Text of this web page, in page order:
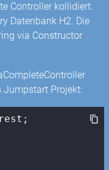
Controller kollidiert.
Datenbank H2. Die
via Constructor
Jumpstart Projekt: